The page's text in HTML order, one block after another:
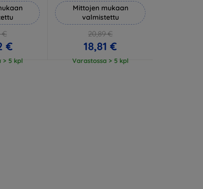
€
€
> 5 kpl
Mittojen mukaan
valmistettu
20,89 €
18,81 €
Varastossa > 5 kpl